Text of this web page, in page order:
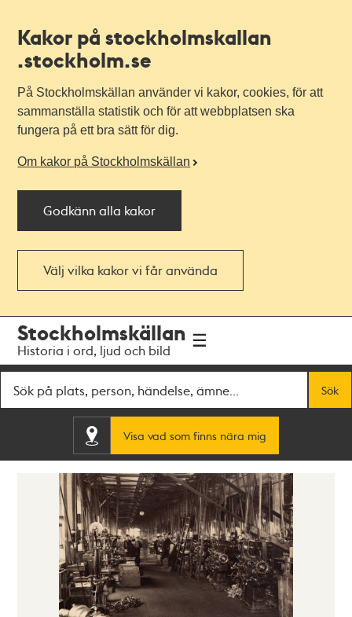
Kakor på stockholmskallan
.stockholm.se
På Stockholmskällan använder vi kakor, cookies, för att
sammanställa statistik och för att webbplatsen ska
fungera på ett bra sätt för dig.
Om kakor på Stockholmskällan
Godkänn alla kakor
Välj vilka kakor vi får använda
navigationen
huvudinnehållet
Stockholmskällan
Historia i ord, ljud och bild
Sök
Visa vad som finns nära mig